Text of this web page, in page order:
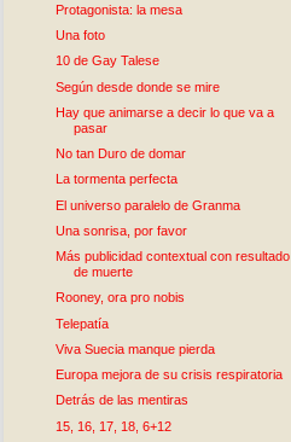
Protagonista: la mesa
Una foto
10 de Gay Talese
Según desde donde se mire
Hay que animarse a decir lo que va a
pasar
No tan Duro de domar
La tormenta perfecta
El universo paralelo de Granma
Una sonrisa, por favor
Más publicidad contextual con resultado
de muerte
Rooney, ora pro nobis
Telepatía
Viva Suecia manque pierda
Europa mejora de su crisis respiratoria
Detrás de las mentiras
15, 16, 17, 18, 6+12